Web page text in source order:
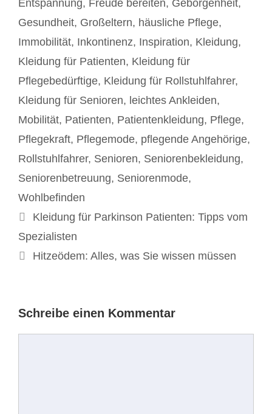
Entspannung, Freude bereiten, Geborgenheit,
Gesundheit, Großeltern, häusliche Pflege,
Immobilität, Inkontinenz, Inspiration, Kleidung,
Kleidung für Patienten, Kleidung für
Pflegebedürftige, Kleidung für Rollstuhlfahrer,
Kleidung für Senioren, leichtes Ankleiden,
Mobilität, Patienten, Patientenkleidung, Pflege,
Pflegekraft, Pflegemode, pflegende Angehörige,
Rollstuhlfahrer, Senioren, Seniorenbekleidung,
Seniorenbetreuung, Seniorenmode,
Wohlbefinden
Beitrags-
Navigation
Kleidung für Parkinson Patienten: Tipps vom
Spezialisten
Hitzeödem: Alles, was Sie wissen müssen
Schreibe einen Kommentar